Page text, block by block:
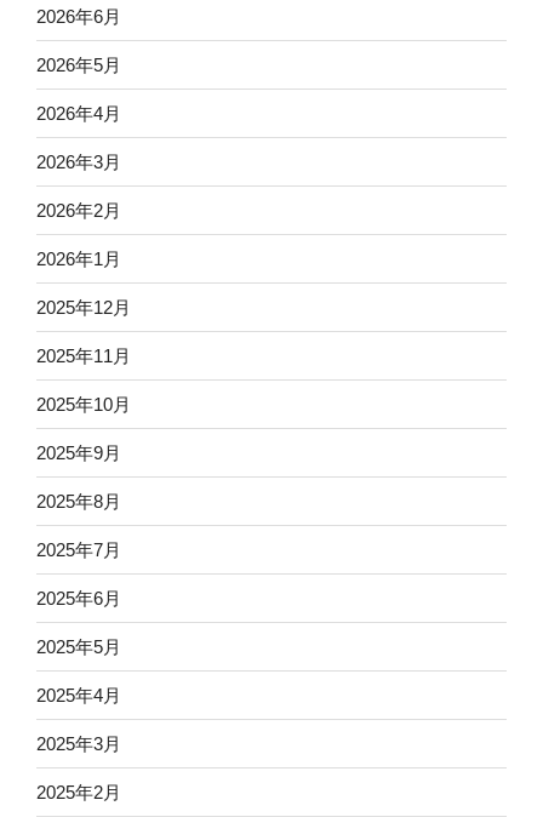
2026年6月
2026年5月
2026年4月
2026年3月
2026年2月
2026年1月
2025年12月
2025年11月
2025年10月
2025年9月
2025年8月
2025年7月
2025年6月
2025年5月
2025年4月
2025年3月
2025年2月